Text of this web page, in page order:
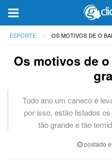
ESPORTE OS MOTIVOS DE O
Os motivos de
Todo ano um caneco é
por isso, estão listados
tão grande e tão
postado